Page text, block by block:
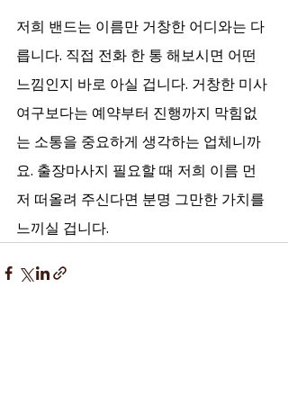
저희 밴드는 이름만 거창한 어디와는 다
릅니다. 직접 전화 한 통 해보시면 어떤
느낌인지 바로 아실 겁니다. 거창한 미사
여구보다는 예약부터 진행까지 막힘없
는 소통을 중요하게 생각하는 업체니까
요. 출장마사지 필요할 때 저희 이름 먼
저 떠올려 주신다면 분명 그만한 가치를
느끼실 겁니다.